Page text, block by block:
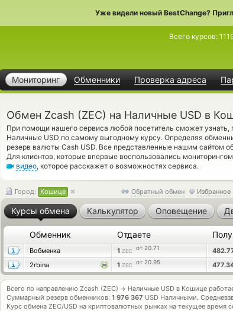
Уже видели новый BestChange?
Мониторинг Обменники Проверка адреса
Всего курсов:
Обмен Zcash (ZEC) на Наличные USD в
При помощи нашего сервиса любой посетитель сможет узнать,
Наличные USD по самому выгодному курсу. Определяя
резерв валюты Cash USD. Все представленные нашим сайтом
Для клиентов, которые впервые воспользовались
видео, которое расскажет о возможностях сервиса.
Обратный обмен Избранное
Город: Кошице
Курсы обмена Калькулятор Оповещение
Обменник Отдаете
Вобменка 1 ZEC от 20.71
2rbina
1 ZEC от 20.95
Всего по направлению Zcash (ZEC) → Наличные USD в Кошице
Суммарный резерв обменников: 1 976 367 USD Наличными.
Курс обмена ZEC/USD на криптовалютных рынках на текущее время